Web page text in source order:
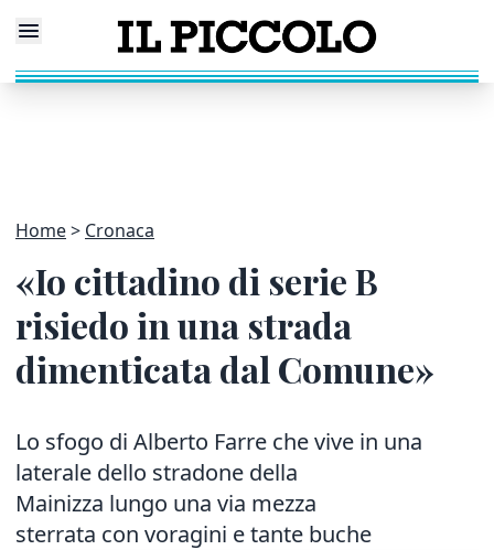
Home Cronaca
«Io cittadino di serie B
risiedo in una strada
dimenticata dal Comune»
Lo sfogo di Alberto Farre che vive in una
laterale dello stradone della
Mainizza lungo una via mezza
sterrata con voragini e tante buche